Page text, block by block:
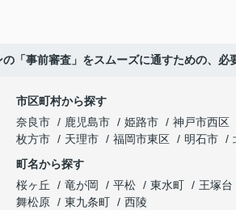
「事前審査」をスムーズに通すための、必
市区町村から探す
奈良市
鹿児島市 姫路市 神戸市西区
枚方市
天理市 福岡市東区 明石市
町名から探す
桜ヶ丘
竜が岡 平松 東水町 王塚台
舞松原
東九条町
西陵